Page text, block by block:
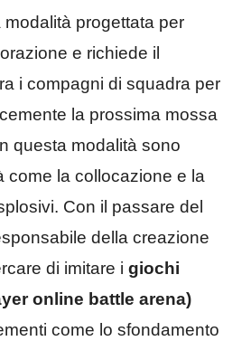
progettata per
e richiede il
i compagni di squadra per
la prossima mossa
questa modalità sono
come la collocazione e la
Con il passare del
della creazione
di imitare i giochi
online battle arena)
come lo sfondamento